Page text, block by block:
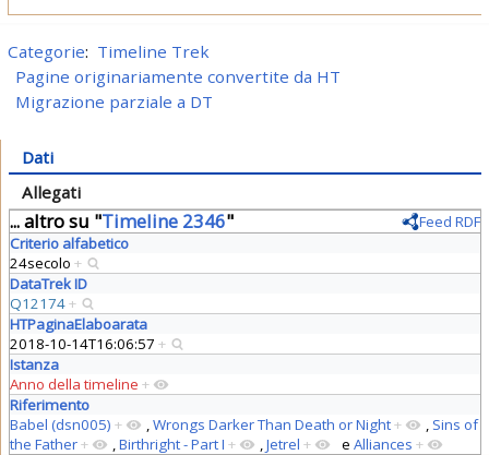
Categorie: Timeline Trek
Pagine originariamente convertite da HT
Migrazione parziale a DT
Dati
Allegati
... altro su "Timeline 2346"
Feed RDF
Criterio alfabetico
24secolo +
DataTrek ID
Q12174+
HTPaginaElaboarata
2018-10-14T16:06:57 +
Istanza
Anno della timeline +
Riferimento
Babel (dsn005) + ,Wrongs Darker Than Death or Night+ , Sins of
the Father+ ,Birthright - Part I + ,Jetrel + e Alliances +